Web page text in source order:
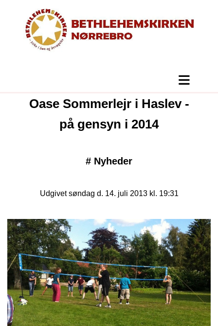
Oase Sommerlejr i Haslev -
på gensyn i 2014
# Nyheder
Udgivet søndag d. 14. juli 2013 kl. 19:31